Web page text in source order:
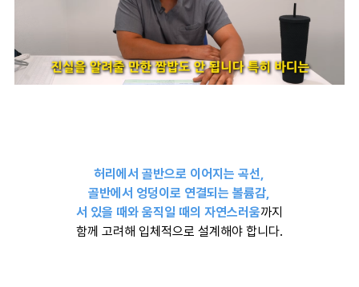
허리에서 골반으로 이어지는 곡선,
골반에서 엉덩이로 연결되는 볼륨감,
서 있을 때와 움직일 때의 자연스러움까지
함께 고려해 입체적으로 설계해야 합니다.